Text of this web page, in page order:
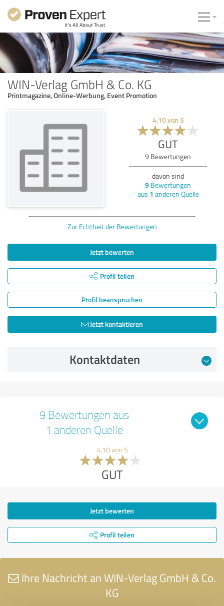
WIN-Verlag GmbH & Co. KG
Printmagazine, Online-Werbung, Event Promotion
4,10von 5
GUT
9 Bewertungen
davon sind
9 Bewertungen
aus 1 anderen Quelle
Zur Echtheit der Bewertungen
Jetzt bewerten
Profil teilen
Profil beanspruchen
Jetzt kontaktieren
Kontaktdaten
9 Bewertungen aus
1 anderen Quelle
4,10 von 5
GUT
Jetzt bewerten
Profil teilen
Ihre Nachricht an WIN-Verlag GmbH & Co.
KG